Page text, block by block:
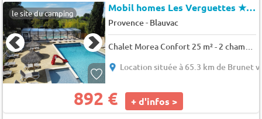
le site du camping Mobil homes Les Verguettes★★★★
Provence- Blauvac
Location située à 65.3 km de Brunet
892 € + d'infos >